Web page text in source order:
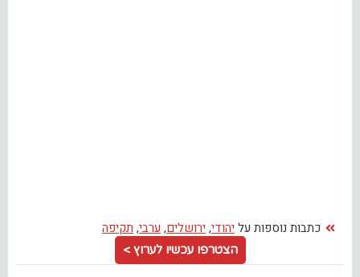
כתבות נוספות על יהודי, ירושלים, ערבי, תקיפה
הצטרפו עכשיו לערוץ >